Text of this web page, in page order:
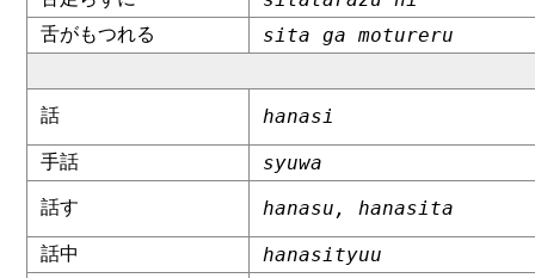
舌がもつれる sita ga motureru
話 hanasi
手話 syuwa
話す hanasu, hanasita
話中 hanasityuu